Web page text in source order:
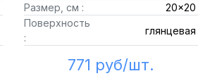
Размер, см :
20x20
Поверхность
:
глянцевая
771 руб/шт.